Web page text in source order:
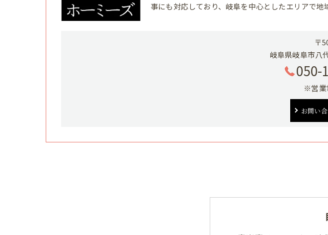
事にも対応しており、岐阜を中心としたエリアで地
〒
岐阜県岐阜市八
050-
※営業
お問い